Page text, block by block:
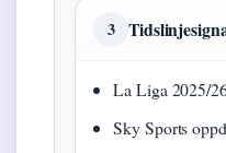
3
La Liga 2025/
Sky Sports